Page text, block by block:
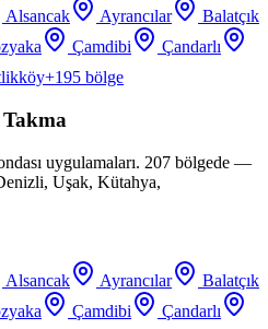
Alsancak Ayrancılar
Balatçık
Çamdibi
Çandarlı
+195 bölge
Takma
uygulamaları. 207 bölgede —
Uşak, Kütahya,
Alsancak Ayrancılar
Balatçık
Çamdibi
Çandarlı